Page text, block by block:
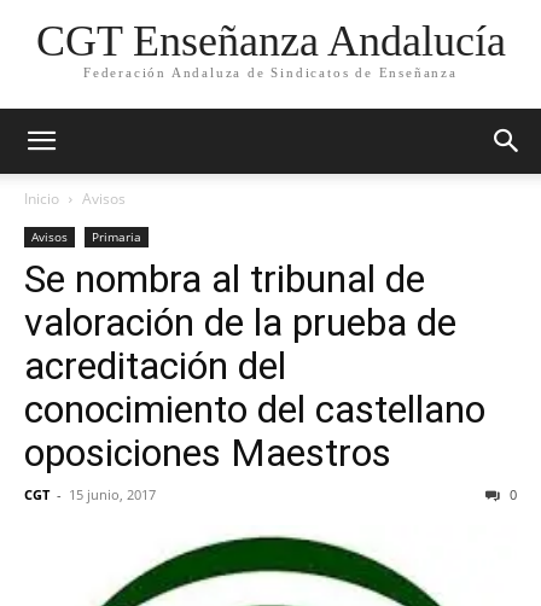
CGT Enseñanza Andalucía
Federación Andaluza de Sindicatos de Enseñanza
Inicio Avisos
Avisos Primaria
Se nombra al tribunal de
valoración de la prueba de
acreditación del
conocimiento del castellano
oposiciones Maestros
CGT - 15 junio, 2017 0